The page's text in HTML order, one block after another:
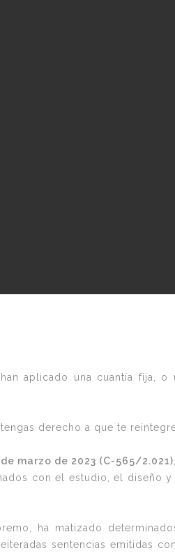
aplicado una cuantía fija, o
derecho a que te
marzo de 2023 (C-565/2.021)
con el estudio, el diseño
ha matizado
sentencias emitidas